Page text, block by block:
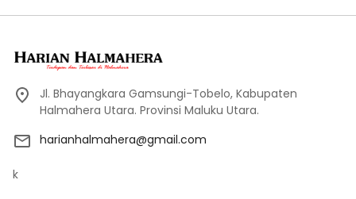
Jl. Bhayangkara Gamsungi-Tobelo, Kabupaten
Halmahera Utara. Provinsi Maluku Utara.
harianhalmahera@gmail.com
k